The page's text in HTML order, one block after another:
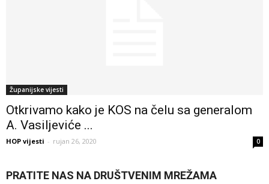
Županijske vijesti
Otkrivamo kako je KOS na čelu sa generalom
A. Vasiljeviće ...
HOP vijesti - rujan 26, 2020 0
PRATITE NAS NA DRUŠTVENIM MREŽAMA